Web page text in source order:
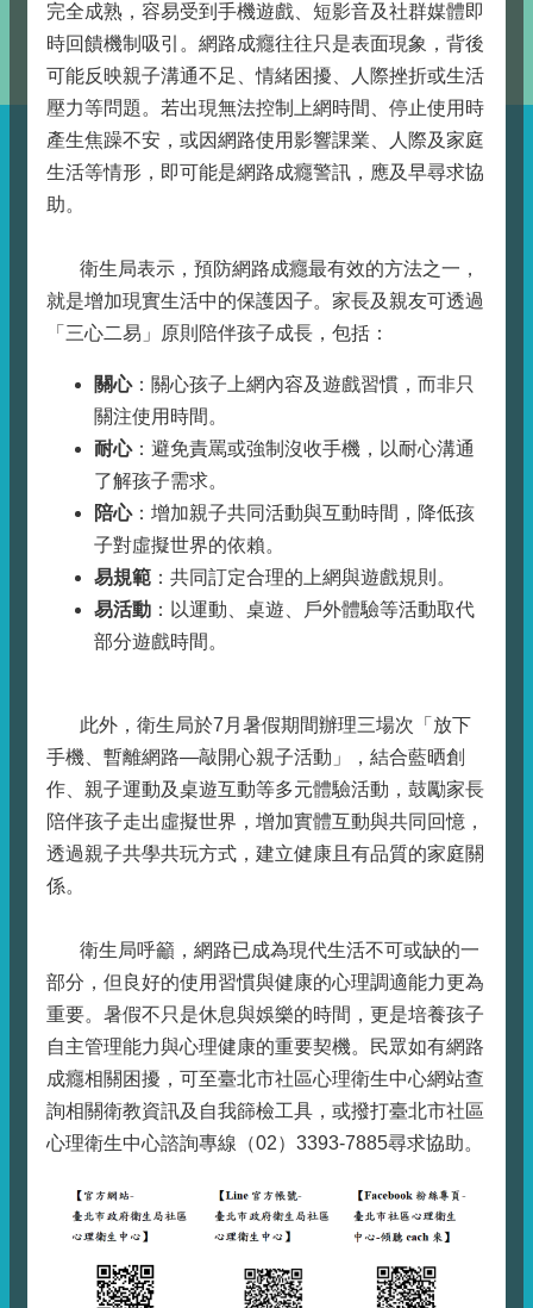
完全成熟，容易受到手機遊戲、短影音及社群媒體即
時回饋機制吸引。網路成癮往往只是表面現象，背後
可能反映親子溝通不足、情緒困擾、人際挫折或生活
壓力等問題。若出現無法控制上網時間、停止使用時
產生焦躁不安，或因網路使用影響課業、人際及家庭
生活等情形，即可能是網路成癮警訊，應及早尋求協
助。
衛生局表示，預防網路成癮最有效的方法之一，
就是增加現實生活中的保護因子。家長及親友可透過
「三心二易」原則陪伴孩子成長，包括：
關心：關心孩子上網內容及遊戲習慣，而非只
關注使用時間。
耐心：避免責罵或強制沒收手機，以耐心溝通
了解孩子需求。
陪心：增加親子共同活動與互動時間，降低孩
子對虛擬世界的依賴。
易規範 ：共同訂定合理的上網與遊戲規則。
易活動 ：以運動、桌遊、戶外體驗等活動取代
部分遊戲時間。
此外，衛生局於7月暑假期間辦理三場次「放下
手機、暫離網路—敲開心親子活動」，結合藍晒創
作、親子運動及桌遊互動等多元體驗活動，鼓勵家長
陪伴孩子走出虛擬世界，增加實體互動與共同回憶，
透過親子共學共玩方式，建立健康且有品質的家庭關
係。
衛生局呼籲，網路已成為現代生活不可或缺的一
部分，但良好的使用習慣與健康的心理調適能力更為
重要。暑假不只是休息與娛樂的時間，更是培養孩子
自主管理能力與心理健康的重要契機。民眾如有網路
成癮相關困擾，可至臺北市社區心理衛生中心網站查
詢相關衛教資訊及自我篩檢工具，或撥打臺北市社區
心理衛生中心諮詢專線（02）3393-7885尋求協助。